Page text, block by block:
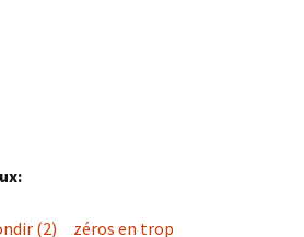
(2)
zéros en trop